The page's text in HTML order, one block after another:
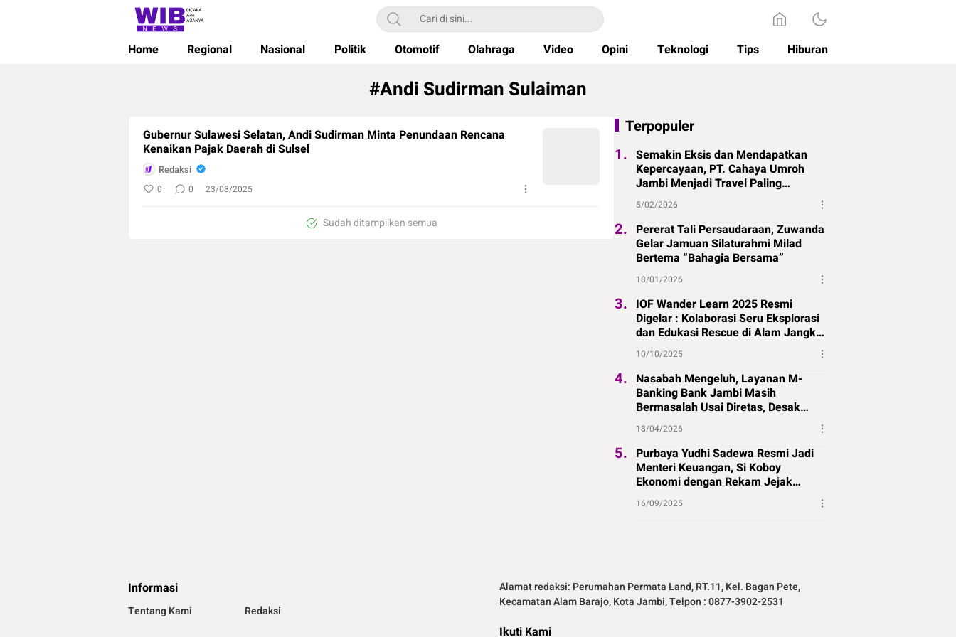
Wibnews
Waktu Indonesia Bicara
Home Regional Nasional Politik Otomotif Olahraga Video Opini Teknologi Tips Hiburan
#Andi Sudirman Sulaiman
Gubernur Sulawesi Selatan, Andi Sudirman Minta Penundaan Rencana
Kenaikan Pajak Daerah di Sulsel
Redaksi
0 0 23/08/2025
Sudah ditampilkan semua
Terpopuler
1. Semakin Eksis dan Mendapatkan
Kepercayaan, PT. Cahaya Umroh
Jambi Menjadi Travel Paling
Direkomendasikan di Jambi
5/02/2026
2. Pererat Tali Persaudaraan, Zuwanda
Gelar Jamuan Silaturahmi Milad
Bertema “Bahagia Bersama”
18/01/2026
3. IOF Wander Learn 2025 Resmi
Digelar : Kolaborasi Seru Eksplorasi
dan Edukasi Rescue di Alam Jangkat
Merangin
10/10/2025
4. Nasabah Mengeluh, Layanan M-
Banking Bank Jambi Masih
Bermasalah Usai Diretas, Desak
Perbaikan Segera
18/04/2026
5. Purbaya Yudhi Sadewa Resmi Jadi
Menteri Keuangan, Si Koboy
Ekonomi dengan Rekam Jejak
Panjang
16/09/2025
Informasi
Tentang Kami Redaksi
Alamat redaksi: Perumahan Permata Land, RT.11, Kel. Bagan Pete,
Kecamatan Alam Barajo, Kota Jambi, Telpon : 0877-3902-2531
Ikuti Kami